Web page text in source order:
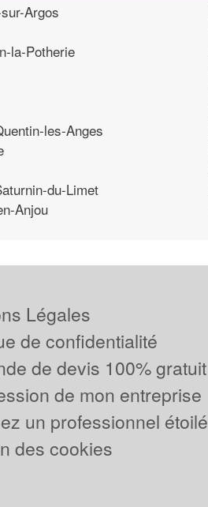
Argos
la-Potherie
les-Anges
du-Limet
Anjou
Légales
de confidentialité
de devis 100% gratuit
de mon entreprise
un professionnel étoilé
des cookies